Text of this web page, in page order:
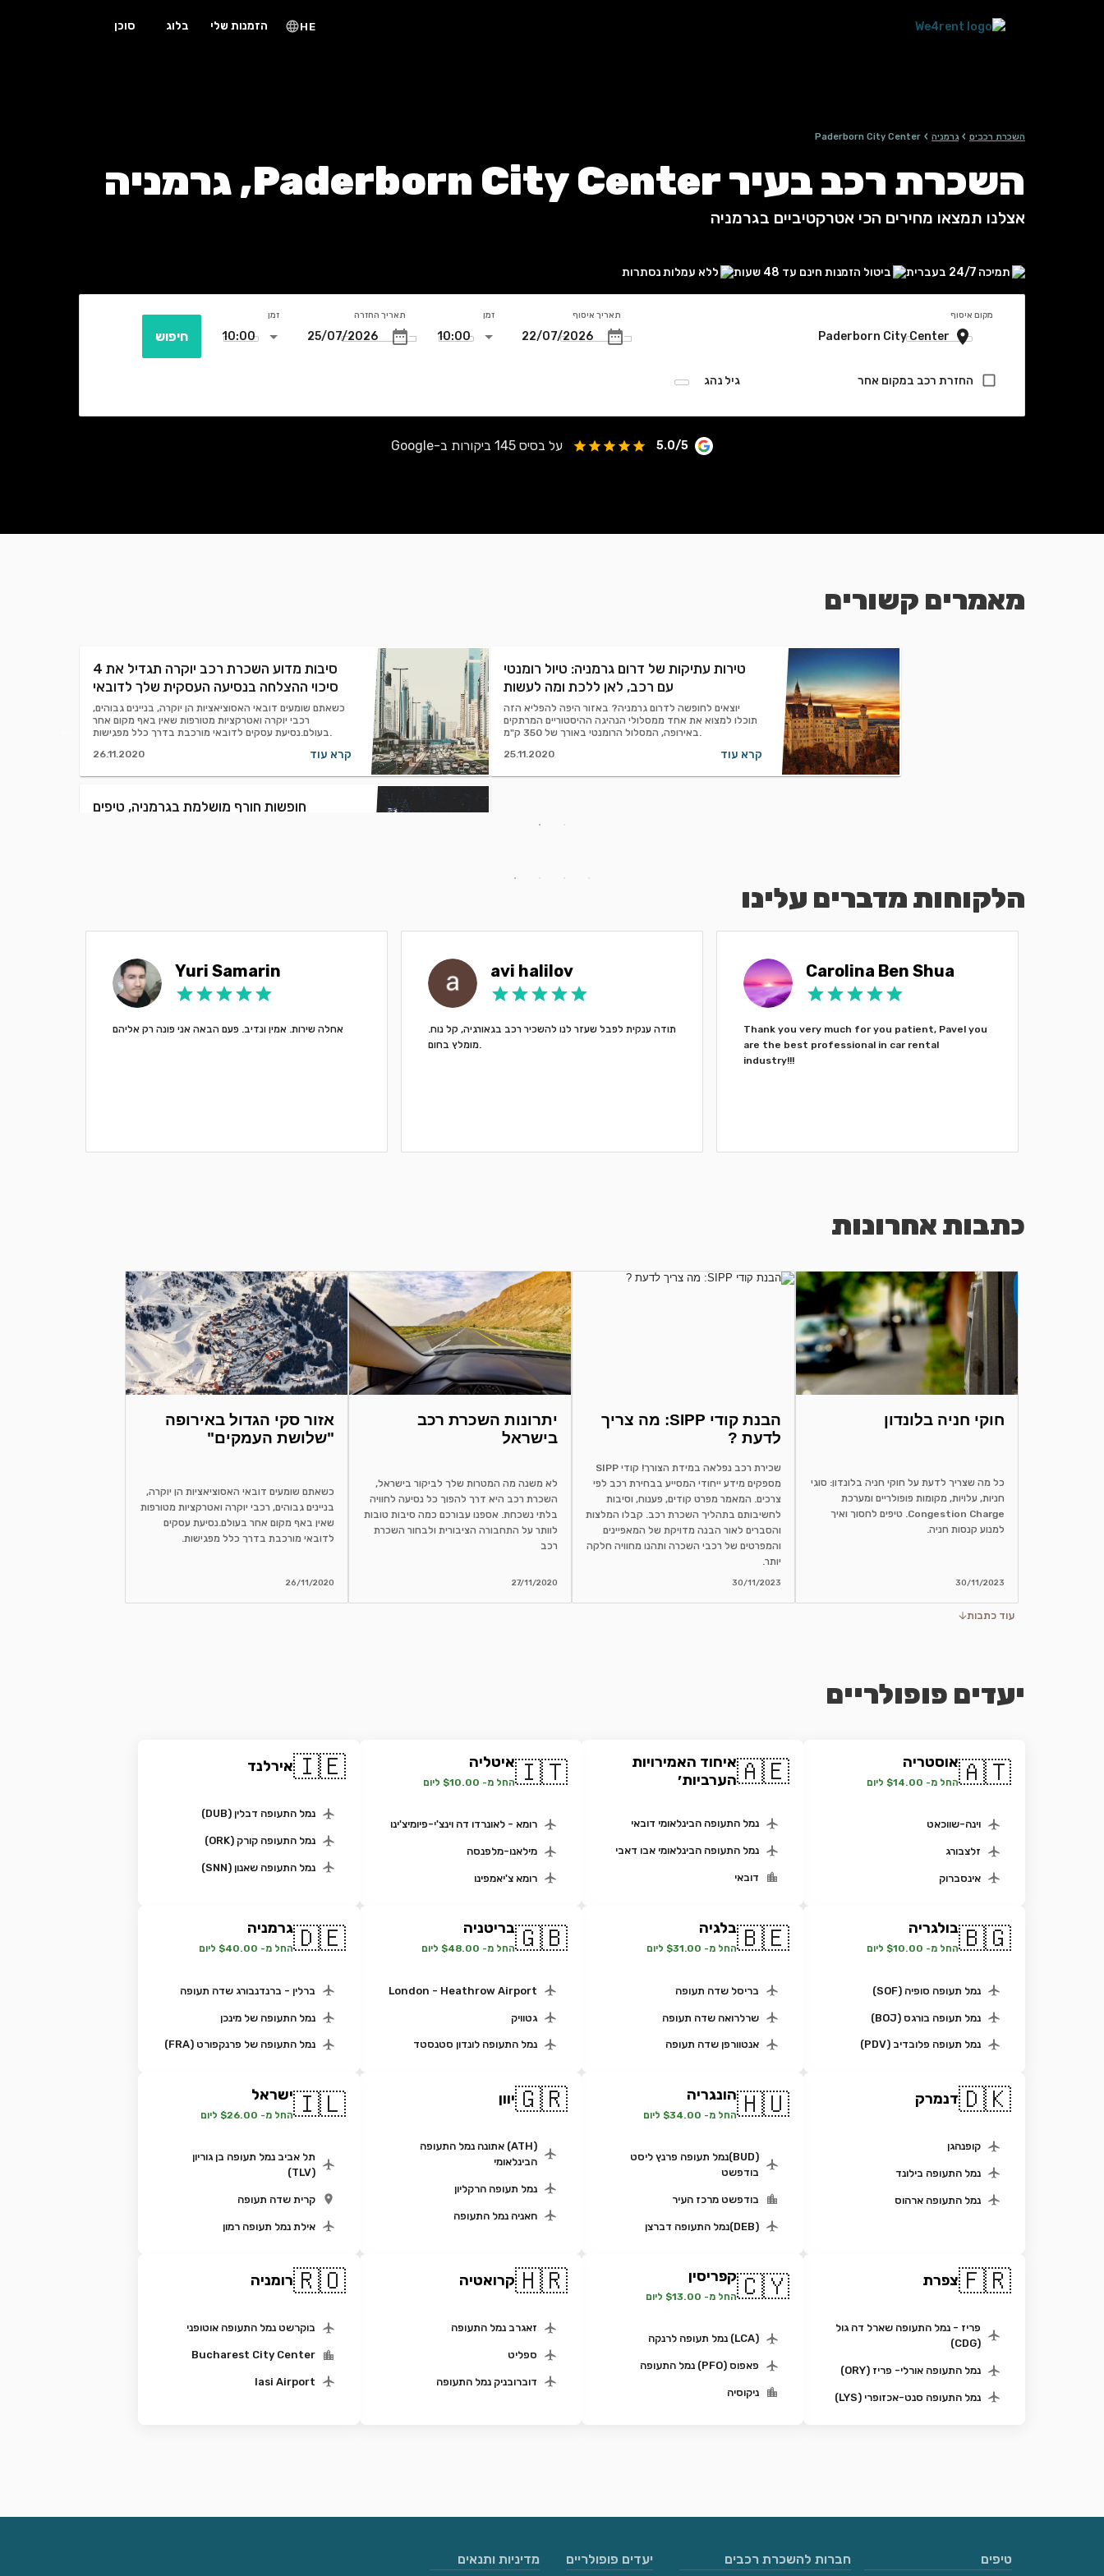
HE הזמנות שלי בלוג סוכן
השכרת רכבים › גרמניה ›
Paderborn City Center
השכרת רכב בעיר Paderborn City Center, גרמניה
אצלנו תמצאו מחירים הכי אטרקטיביים בגרמניה
תמיכה 24/7 בעברית ביטול הזמנות חינם עד 48 שעות ללא עמלות נסתרות
מקום איסוף
החזרת רכב במקום אחר גיל נהג
תאריך איסוף זמן תאריך החזרה זמן
חיפוש
5.0/5 על בסיס 145 ביקורות ב-Google
מאמרים קשורים
4 סיבות מדוע השכרת רכב יוקרה תגדיל את
סיכוי ההצלחה בנסיעה העסקית שלך לדובאי
כשאתם שומעים דובאי האסוציאציות הן יוקרה, בניינים גבוהים,
רכבי יוקרה ואטרקציות מטורפות שאין באף מקום אחר
בעולם.נסיעת עסקים לדובאי מורכבת בדרך כלל מפגישות.
26.11.2020
קרא עוד
טירות עתיקות של דרום גרמניה: טיול רומנטי
עם רכב, לאן ללכת ומה לעשות
יוצאים לחופשה לדרום גרמניה? באזור היפה להפליא הזה
תוכלו למצוא את אחד ממסלולי הנהיגה ההיסטוריים המרתקים
באירופה, המסלול הרומנטי באורך של 350 ק"מ.
25.11.2020
קרא עוד
חופשות חורף מושלמת בגרמניה, טיפים
הלקוחות מדברים עלינו
Yuri Samarin
אחלה שירות. אמין ונדיב. פעם הבאה אני פונה רק אליהם
avi halilov
תודה ענקית לפבל שעזר לנו להשכיר רכב בגאורגיה, קל נוח.
מומלץ בחום.
Carolina Ben Shua
Thank you very much for you patient, Pavel you
are the best professional in car rental
industry!!!
כתבות אחרונות
חוקי חניה בלונדון
כל מה שצריך לדעת על חוקי חניה בלונדון: סוגי
חניות, עלויות, מקומות פופולריים ומערכת
Congestion Charge. טיפים לחסוך ואיך
למנוע קנסות חניה.
30/11/2023
הבנת קודי SIPP: מה צריך
לדעת ?
שכירת רכב נפלאה במידת הצורך! קודי SIPP
מספקים מידע ייחודי המסייע בבחירת רכב לפי
צרכים. המאמר מפרט קודים, פענוח, וסיבות
לחשיבותם בתהליך השכרת רכב. קבלו המלצות
והסברים לאור הבנה מדויקת של המאפיינים
והמפרטים של רכבי השכרה ותהנו מחוויה חלקה
יותר.
30/11/2023
יתרונות השכרת רכב
בישראל
לא משנה מה המטרות שלך לביקור בישראל,
השכרת רכב היא דרך להפוך כל נסיעה לחוויה
בלתי נשכחת. אספנו עבורכם כמה סיבות טובות
לוותר על התחבורה הציבורית ולבחור השכרת
רכב
27/11/2020
אזור סקי הגדול באירופה
"שלושת העמקים"
כשאתם שומעים דובאי האסוציאציות הן יוקרה,
בניינים גבוהים, רכבי יוקרה ואטרקציות מטורפות
שאין באף מקום אחר בעולם.נסיעת עסקים
לדובאי מורכבת בדרך כלל מפגישות.
26/11/2020
עוד כתבות
יעדים פופולריים
🇦🇹אוסטריה
החל מ- $14.00 ליום
וינה-שווכאט
זלצבורג
אינסברוק
🇦🇪איחוד האמירויות
הערביות׳
נמל התעופה הבינלאומי דובאי
נמל התעופה הבינלאומי אבו דאבי
דובאי
🇮🇹איטליה
החל מ- $10.00 ליום
רומא - לאונרדו דה וינצ'י-פיומיצ'ינו
מילאנו-מלפנסה
רומא צ'יאמפינו
🇮🇪אירלנד
נמל התעופה דבלין (DUB)
נמל התעופה קורק (ORK)
נמל התעופה שאנון (SNN)
🇧🇬בולגריה
החל מ- $10.00 ליום
נמל תעופה סופיה (SOF)
נמל תעופה בורגס (BOJ)
נמל תעופה פלובדיב (PDV)
🇧🇪בלגיה
החל מ- $31.00 ליום
בריסל שדה תעופה
שרלרואה שדה תעופה
אנטוורפן שדה תעופה
🇬🇧בריטניה
החל מ- $48.00 ליום
London - Heathrow Airport
גטוויק
נמל התעופה לונדון סטנסטד
🇩🇪גרמניה
החל מ- $40.00 ליום
ברלין - ברנדנבורג שדה תעופה
נמל התעופה של מינכן
נמל התעופה של פרנקפורט (FRA)
🇩🇰דנמרק
קופנהגן
נמל התעופה בילונד
נמל התעופה ארהוס
🇭🇺הונגריה
החל מ- $34.00 ליום
(BUD)נמל תעופה פרנץ ליסט
בודפשט
בודפשט מרכז העיר
(DEB)נמל התעופה דברצן
🇬🇷יוון
(ATH) אתונה נמל התעופה
הבינלאומי
נמל תעופה הרקליון
חאניה נמל התעופה
🇮🇱ישראל
החל מ- $26.00 ליום
תל אביב נמל תעופה בן גוריון
(TLV)
קרית שדה תעופה
אילת נמל תעופה רמון
🇫🇷צפרת
פריז - נמל התעופה שארל דה גול
(CDG)
נמל התעופה אורלי- פריז (ORY)
נמל התעופה סנט-אכזופרי (LYS)
🇨🇾קפריסין
החל מ- $13.00 ליום
(LCA) נמל תעופה לרנקה
פאפוס (PFO) נמל התעופה
ניקוסיה
🇭🇷קרואטיה
זאגרב נמל התעופה
ספליט
דוברובניק נמל התעופה
🇷🇴רומניה
בוקרשט נמל התעופה אוטופני
Bucharest City Center
Iasi Airport
טיפים חברות להשכרת רכבים יעדים פופולריים מדיניות ותנאים